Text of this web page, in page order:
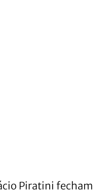
Piratini fecham